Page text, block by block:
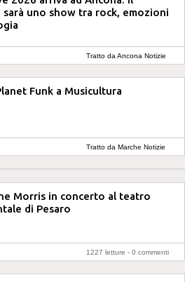
sarà uno show tra rock, emozioni
Tratto da Ancona Notizie
Funk a Musicultura
Tratto da Marche Notizie
Morris in concerto al teatro
di Pesaro
1227 letture - 0 commenti